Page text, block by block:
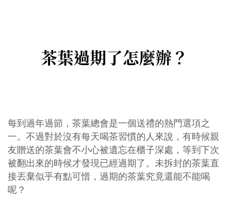
茶葉過期了怎麼辦？
每到過年過節，茶葉總會是一個送禮的熱門選項之
一。不過對於沒有每天喝茶習慣的人來說，有時候親
友贈送的茶葉會不小心被遺忘在櫃子深處，等到下次
被翻出來的時候才發現已經過期了。未拆封的茶葉直
接丟棄似乎有點可惜，過期的茶葉究竟還能不能喝
呢？